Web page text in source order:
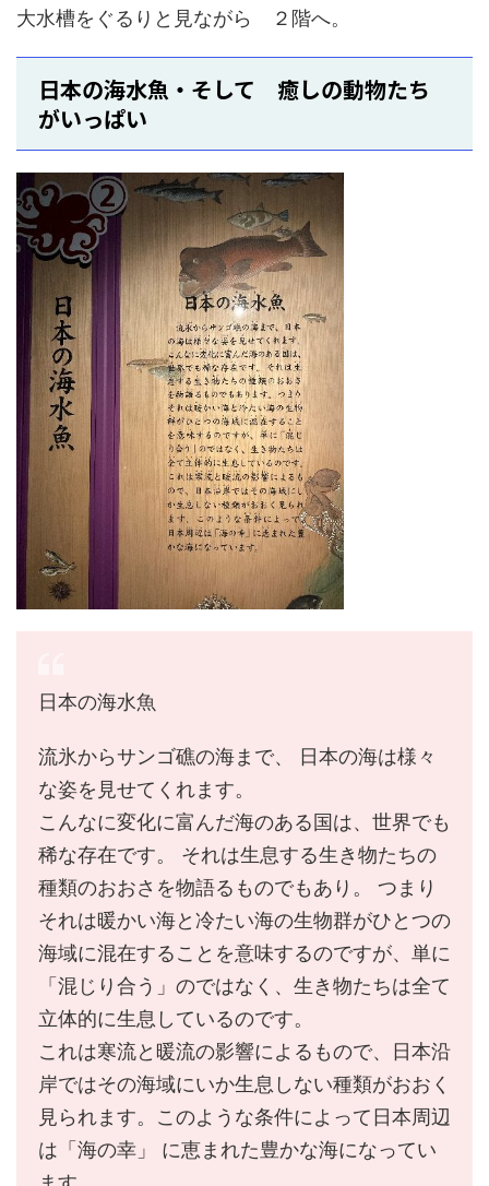
大水槽をぐるりと見ながら ２階へ。
日本の海水魚・そして 癒しの動物たち
がいっぱい
日本の海水魚
流氷からサンゴ礁の海まで、 日本の海は様々
な姿を見せてくれます。
こんなに変化に富んだ海のある国は、世界でも
稀な存在です。 それは生息する生き物たちの
種類のおおさを物語るものでもあり。 つまり
それは暖かい海と冷たい海の生物群がひとつの
海域に混在することを意味するのですが、単に
「混じり合う」のではなく、生き物たちは全て
立体的に生息しているのです。
これは寒流と暖流の影響によるもので、日本沿
岸ではその海域にいか生息しない種類がおおく
見られます。このような条件によって日本周辺
は「海の幸」 に恵まれた豊かな海になってい